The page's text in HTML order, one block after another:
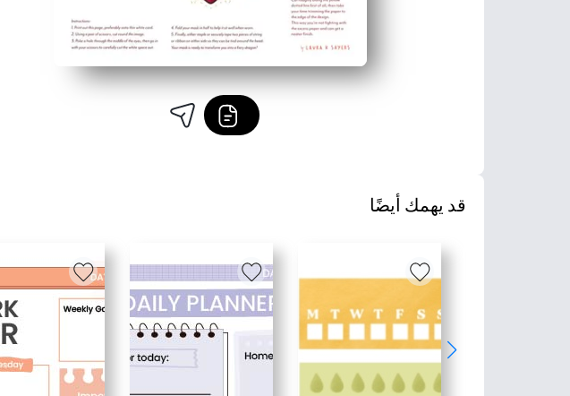
قد يهمك أيضًا